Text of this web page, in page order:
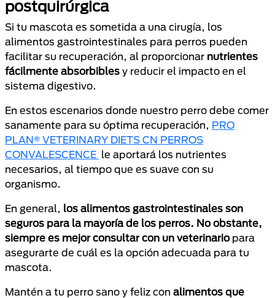
postquirúrgica
Si tu mascota es sometida a una cirugía, los
alimentos gastrointestinales para perros pueden
facilitar su recuperación, al proporcionar nutrientes
fácilmente absorbibles y reducir el impacto en el
sistema digestivo.
En estos escenarios donde nuestro perro debe comer
sanamente para su óptima recuperación, PRO
PLAN® VETERINARY DIETS CN PERROS
CONVALESCENCE le aportará los nutrientes
necesarios, al tiempo que es suave con su
organismo.
En general, los alimentos gastrointestinales son
seguros para la mayoría de los perros. No obstante,
siempre es mejor consultar con un veterinariopara
asegurarte de cuál es la opción adecuada para tu
mascota.
Mantén a tu perro sano y feliz con alimentos que